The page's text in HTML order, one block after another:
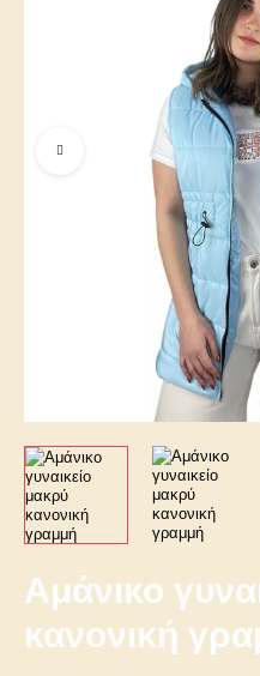
Αμάνικο
κανονική